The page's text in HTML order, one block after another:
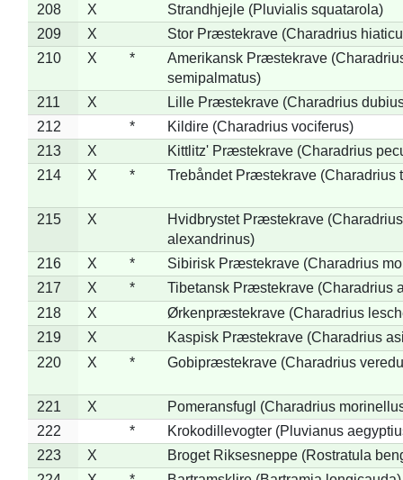
208
X
Strandhjejle (Pluvialis squatarola)
209
X
Stor Præstekrave (Charadrius
210
X *
Amerikansk Præstekrave
semipalmatus)
211
X
Lille Præstekrave (Charadrius
212
*
Kildire (Charadrius vociferus)
213
X
Kittlitz' Præstekrave (Charadrius
214
X * Trebåndet Præstekrave (Charadrius
215 X
Hvidbrystet Præstekrave (Charadrius
alexandrinus)
216
X *
Sibirisk Præstekrave (Charadrius
217
X *
Tibetansk Præstekrave (Charadrius
218
X
Ørkenpræstekrave (Charadrius
219
X
Kaspisk Præstekrave (Charadrius
220
X * Gobipræstekrave (Charadrius
221 X
Pomeransfugl (Charadrius
222
*
Krokodillevogter (Pluvianus
223
X
Broget Riksesneppe (Rostratula